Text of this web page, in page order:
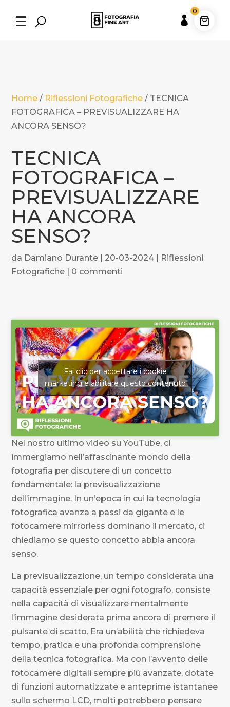

Home / Riflessioni Fotografiche / TECNICA
FOTOGRAFICA – PREVISUALIZZARE HA
ANCORA SENSO?
TECNICA
FOTOGRAFICA –
PREVISUALIZZARE
HA ANCORA
SENSO?
da Damiano Durante | 20-03-2024 | Riflessioni
Fotografiche | 0 commenti
Fai clic per accettare i cookie
marketing e abilitare questo contenuto
Nel nostro ultimo video su YouTube, ci
immergiamo nell’affascinante mondo della
fotografia per discutere di un concetto
fondamentale: la previsualizzazione
dell’immagine. In un’epoca in cui la tecnologia
fotografica avanza a passi da gigante e le
fotocamere mirrorless dominano il mercato, ci
chiediamo se questo concetto abbia ancora
senso.
La previsualizzazione, un tempo considerata una
capacità essenziale per ogni fotografo, consiste
nella capacità di visualizzare mentalmente
l’immagine desiderata prima ancora di premere il
pulsante di scatto. Era un’abilità che richiedeva
tempo, pratica e una profonda comprensione
della tecnica fotografica. Ma con l’avvento delle
fotocamere digitali sempre più avanzate, dotate
di funzioni automatizzate e anteprime istantanee
sullo schermo LCD, molti potrebbero pensare
0